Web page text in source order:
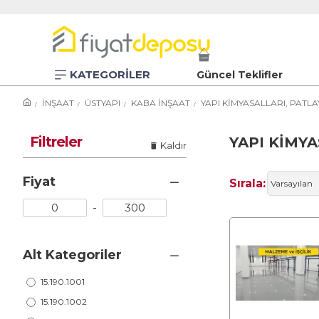
KATEGORİLER Güncel Teklifler
İNŞAAT ÜSTYAPI KABA İNŞAAT YAPI KİMYASALLARI,
Filtreler Kaldır
Fiyat
-
Alt Kategoriler
15.190.1001
15.190.1002
YAPI
Sırala: